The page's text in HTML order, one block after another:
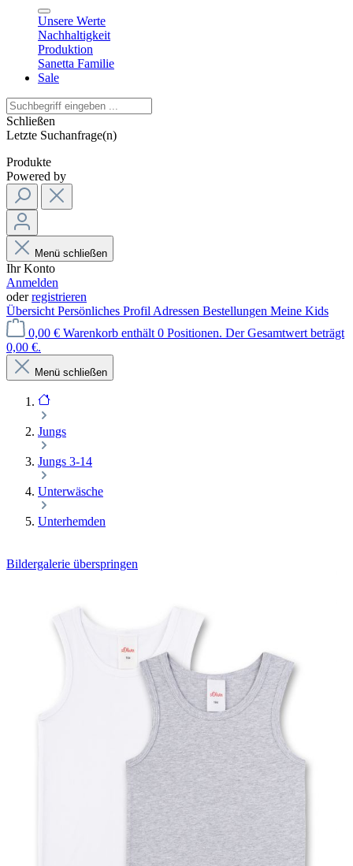
Unsere Werte
Nachhaltigkeit
Produktion
Sanetta Familie
Sale
Schließen
Letzte Suchanfrage(n)
Produkte
Powered by
Menü schließen
Ihr Konto
Anmelden
oderregistrieren
Übersicht Persönliches Profil Adressen Bestellungen Meine Kids
0,00 € Warenkorb enthält 0 Positionen. Der Gesamtwert beträgt
0,00 €.
Menü schließen
Jungs
Jungs 3-14
Unterwäsche
Unterhemden
Bildergalerie überspringen